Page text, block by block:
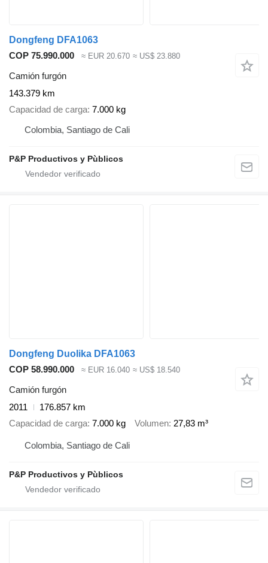
Dongfeng DFA1063
COP 75.990.000
≈ EUR 20.670 ≈ US$ 23.880
Camión furgón
143.379 km
Capacidad de carga 7.000 kg
Colombia, Santiago de Cali
P&P Productivos y Pùblicos
Dongfeng Duolika DFA1063
COP 58.990.000
≈ EUR 16.040 ≈ US$ 18.540
Camión furgón
2011
176.857 km
Capacidad de carga 7.000 kg Volumen 27,83 m³
Colombia, Santiago de Cali
P&P Productivos y Pùblicos